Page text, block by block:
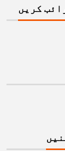
کریں